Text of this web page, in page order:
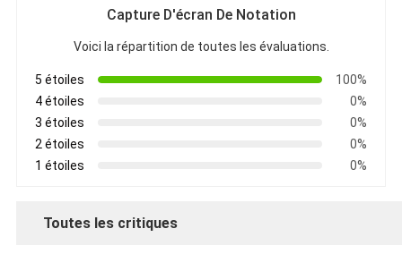
Capture D'écran De Notation
Voici la répartition de toutes les évaluations.
5 étoiles
100%
4 étoiles
0%
3 étoiles
0%
2 étoiles
0%
1 étoiles
0%
Toutes les critiques